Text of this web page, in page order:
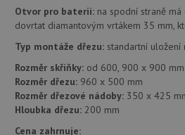
Otvor pro baterii: na spodní straně
dovrtat diamantovým vrtákem 35 mm,
Typ montáže dřezu: standartní uložení
Rozměr skříňky: od 600, 900 x 900 mm
Rozměr dřezu: 960 x 500 mm
Rozměr dřezové nádoby: 350 x 425
Hloubka dřezu: 200 mm
Cena zahrnuje:
.seznam.cz
.drezy-franke.cz